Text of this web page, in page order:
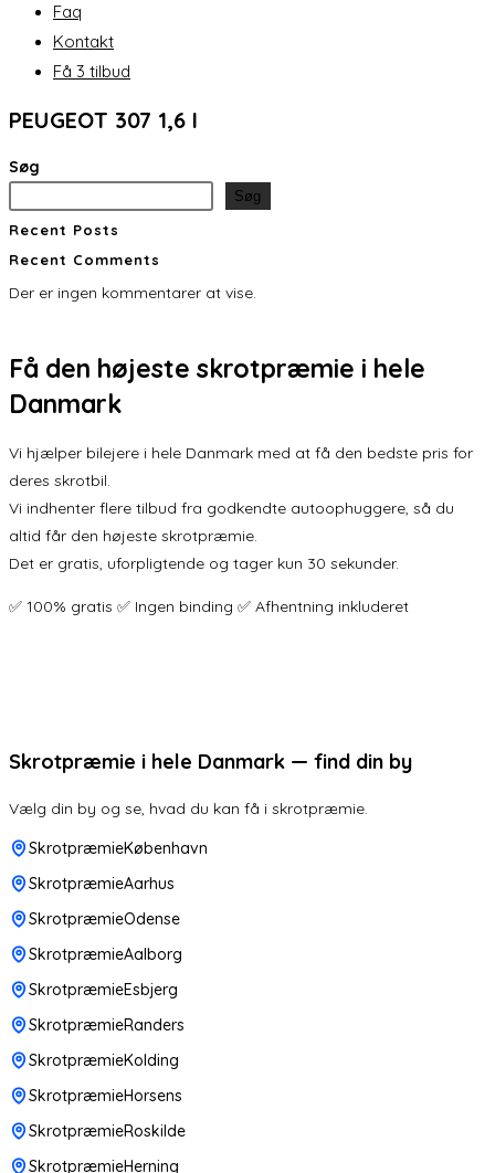
Faq
Kontakt
Få 3 tilbud
PEUGEOT 307 1,6 I
Søg
Søg
Recent Posts
Recent Comments
Der er ingen kommentarer at vise.
Få den højeste skrotpræmie i hele
Danmark
Vi hjælper bilejere i hele Danmark med at få den bedste pris for
deres skrotbil.
Vi indhenter flere tilbud fra godkendte autoophuggere, så du
altid får den højeste skrotpræmie.
Det er gratis, uforpligtende og tager kun 30 sekunder.
✅ 100% gratis ✅ Ingen binding ✅ Afhentning inkluderet
Skrotpræmie i hele Danmark — find din by
Vælg din by og se, hvad du kan få i skrotpræmie.
SkrotpræmieKøbenhavn
SkrotpræmieAarhus
SkrotpræmieOdense
SkrotpræmieAalborg
SkrotpræmieEsbjerg
SkrotpræmieRanders
SkrotpræmieKolding
SkrotpræmieHorsens
SkrotpræmieRoskilde
SkrotpræmieHerning